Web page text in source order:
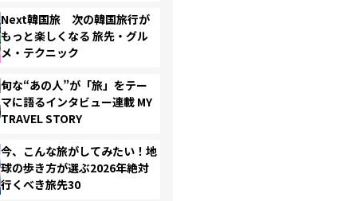
Next韓国旅 次の韓国旅行が
もっと楽しくなる 旅先・グル
メ・テクニック
旬な“あの人”が「旅」をテー
マに語るインタビュー連載 MY
TRAVEL STORY
今、こんな旅がしてみたい！地
球の歩き方が選ぶ2026年絶対
行くべき旅先30